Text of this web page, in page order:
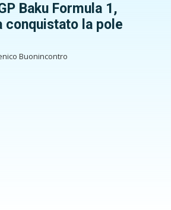
Baku Formula 1,
conquistato la pole
Buonincontro